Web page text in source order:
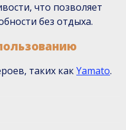
что позволяет
без отдыха.
таких какYamato.